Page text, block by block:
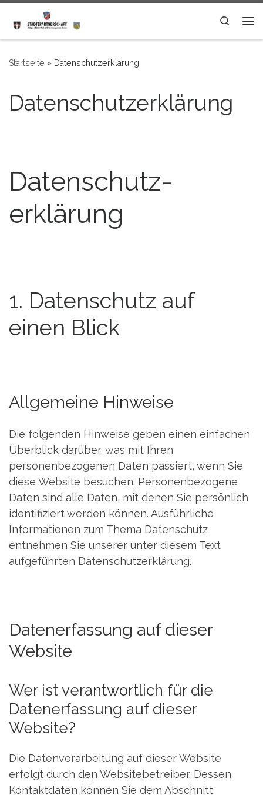
Zum Inhalt springen
Search
Startseite » Datenschutzerklärung
Datenschutzerklärung
Datenschutz­
erklärung
1. Datenschutz auf
einen Blick
Allgemeine Hinweise
Die folgenden Hinweise geben einen einfachen
Überblick darüber, was mit Ihren
personenbezogenen Daten passiert, wenn Sie
diese Website besuchen. Personenbezogene
Daten sind alle Daten, mit denen Sie persönlich
identifiziert werden können. Ausführliche
Informationen zum Thema Datenschutz
entnehmen Sie unserer unter diesem Text
aufgeführten Datenschutzerklärung.
Datenerfassung auf dieser
Website
Wer ist verantwortlich für die
Datenerfassung auf dieser
Website?
Die Datenverarbeitung auf dieser Website
erfolgt durch den Websitebetreiber. Dessen
Kontaktdaten können Sie dem Abschnitt